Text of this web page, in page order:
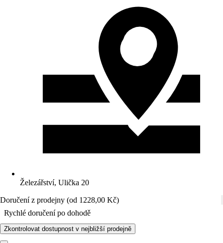
Železářství, Ulička 20
Doručení z prodejny (od 1228,00 Kč)
Rychlé doručení po dohodě
Zkontrolovat dostupnost v nejbližší prodejně